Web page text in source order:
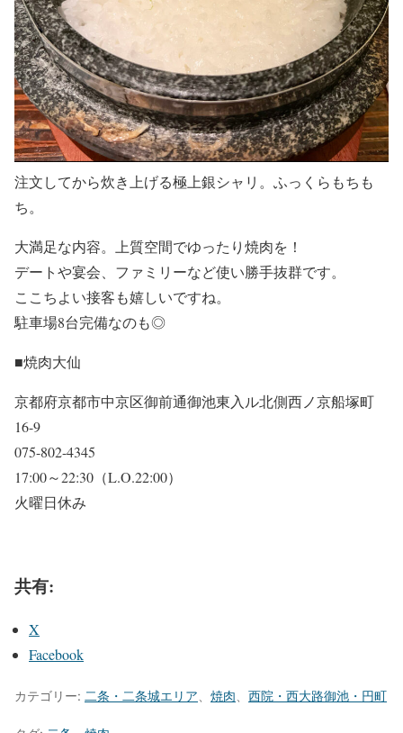
注文してから炊き上げる極上銀シャリ。ふっくらもちも
ち。
大満足な内容。上質空間でゆったり焼肉を！
デートや宴会、ファミリーなど使い勝手抜群です。
ここちよい接客も嬉しいですね。
駐車場8台完備なのも◎
■焼肉大仙
京都府京都市中京区御前通御池東入ル北側西ノ京船塚町
16-9
075-802-4345
17:00～22:30（L.O.22:00）
火曜日休み
共有:
X
Facebook
カテゴリー: 二条・二条城エリア 焼肉 西院・西大路御池・円町